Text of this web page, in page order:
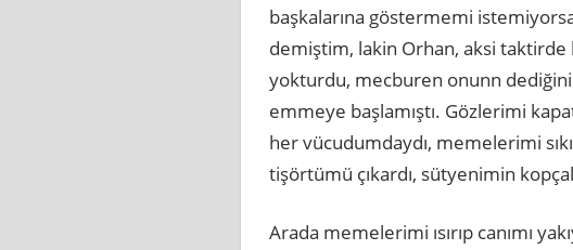
başkalarına göstermemi
demiştim, lakin Orhan, aksi taktirde
yokturdu, mecburen onunn dediğini
emmeye başlamıştı. Gözlerimi
her vücudumdaydı, memelerimi
tişörtümü çıkardı, sütyenimin
Arada memelerimi ısırıp canımı